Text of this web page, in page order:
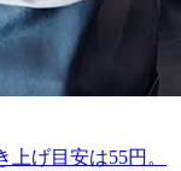
げ目安は55円。